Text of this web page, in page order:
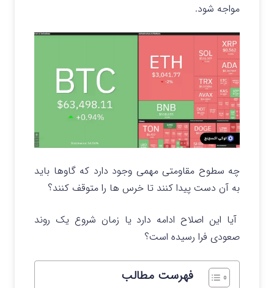
مواجه شود.
چه سطوح مقاومتی مهمی وجود دارد که گاوها باید
به آن دست پیدا کنند تا خرس‌ ها را متوقف کنند؟
آیا این اصلاح ادامه دارد یا زمان شروع یک روند
صعودی فرا رسیده است؟
فهرست مطالب